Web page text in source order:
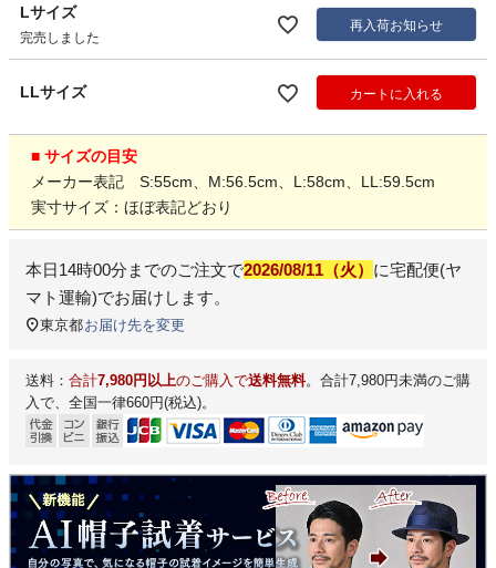
Lサイズ
完売しました
再入荷お知らせ
LLサイズ カートに入れる
■ サイズの目安
メーカー表記 S:55cm、M:56.5cm、L:58cm、LL:59.5cm
実寸サイズ：ほぼ表記どおり
本日14時00分 までのご注文で2026/08/11（火） に宅配便(ヤ
マト運輸)でお届けします。
東京都お届け先を変更
送料： 合計7,980円以上のご購入で送料無料。合計7,980円未満のご購
入で、全国一律660円(税込)。